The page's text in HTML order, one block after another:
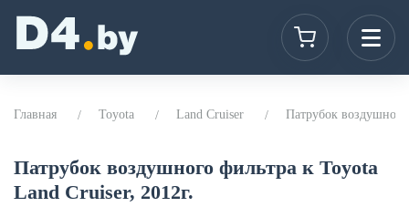
Главная Toyota Land Cruiser Патрубок
Патрубок воздушного фильтра к Toyota
Land Cruiser, 2012г.